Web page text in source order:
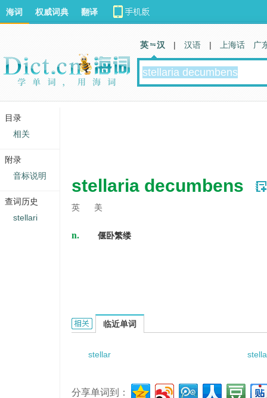
stellaria decumbens
英 美
n. 偃卧繁缕
Stellaria decumbens的相关资料：
临近单词
stellar
分享单词到：
海词 权威词典 翻译
英 汉 | 汉语 | 上海话 广
目录
相关
附录
音标说明
查词历史
stellari